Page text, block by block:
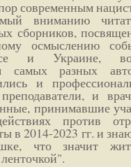
современным
вниманию
сборников,
осмыслению
и Украине,
самых разных
и
и
принимавшие
против
в 2014-2023 гг. и
что значит